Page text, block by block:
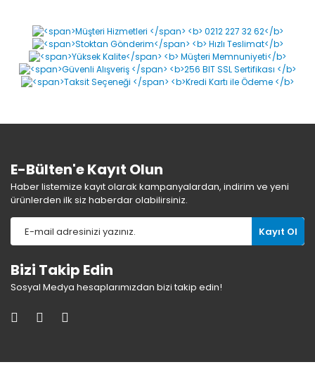
E-Bülten'e Kayıt Olun
Haber listemize kayıt olarak kampanyalardan, indirim ve yeni
ürünlerden ilk siz haberdar olabilirsiniz.
Kayıt Ol
Bizi Takip Edin
Sosyal Medya hesaplarımızdan bizi takip edin!